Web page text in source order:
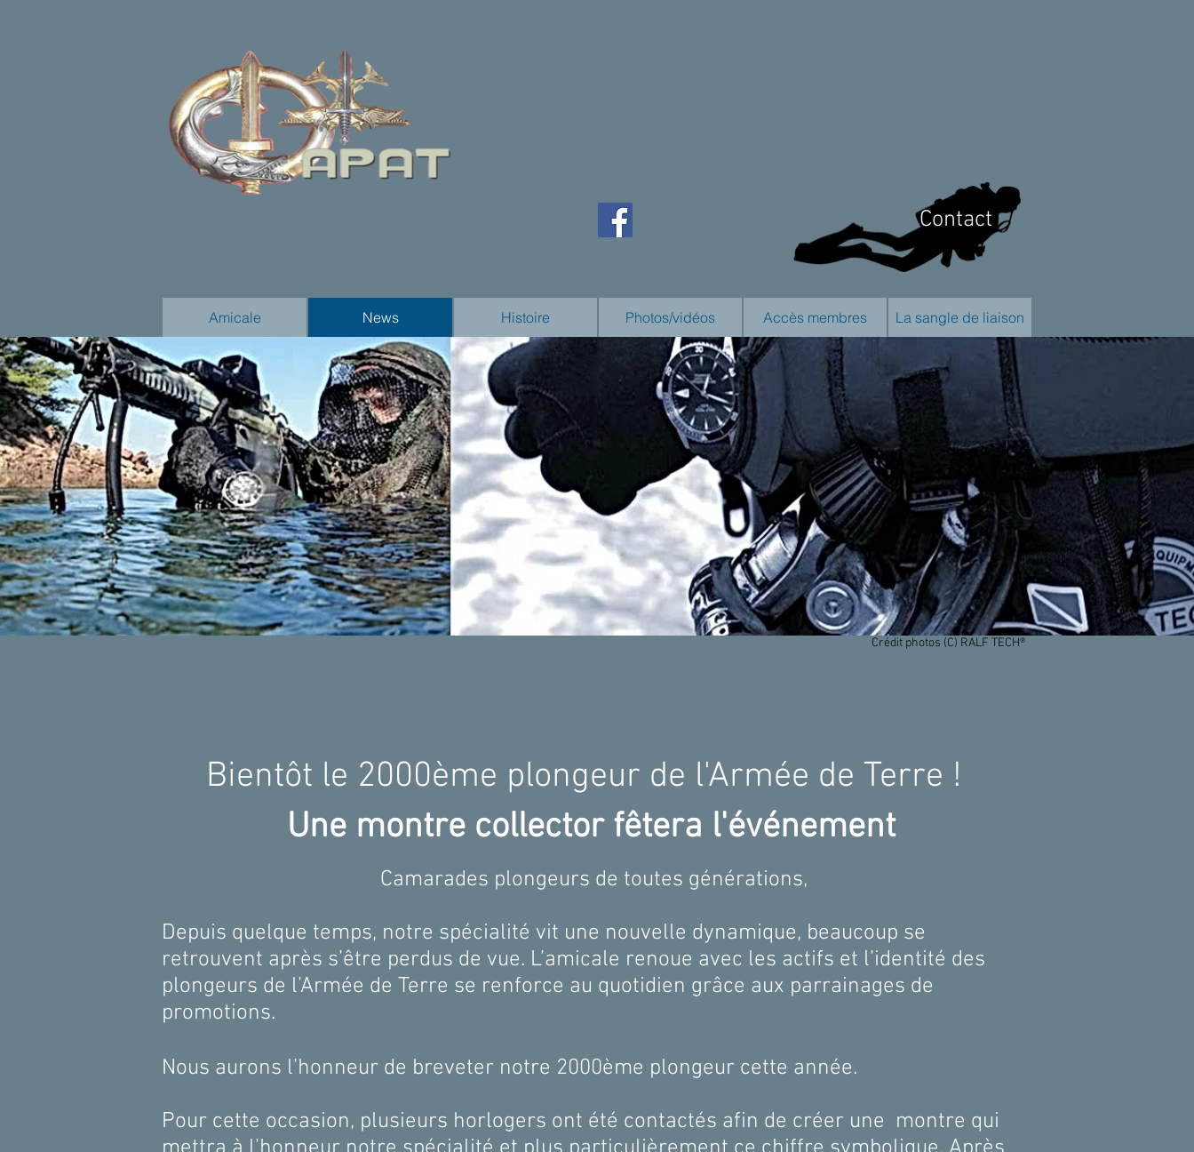
Contact
Crédit photos (C) RALF TECH®
Bientôt le 2000ème plongeur de l'Armée de Terre !
Une montre collector fêtera l'événement
Camarades plongeurs de toutes générations,
Depuis quelque temps, notre spécialité vit une nouvelle dynamique, beaucoup se
retrouvent après s’être perdus de vue. L’amicale renoue avec les actifs et l’identité des
plongeurs de l’Armée de Terre se renforce au quotidien grâce aux parrainages de
promotions.
Nous aurons l’honneur de breveter notre 2000ème plongeur cette année.
Pour cette occasion, plusieurs horlogers ont été contactés afin de créer une montre qui
Amicale News Histoire Photos/vidéos Accès membres La sangle de liaison